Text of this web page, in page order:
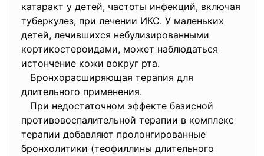
катаракт у детей, частоты инфекций, включая
туберкулез, при лечении ИКС. У маленьких
детей, лечившихся небулизированными
кортикостероидами, может наблюдаться
истончение кожи вокруг рта.
Бронхорасширяющая терапия для
длительного применения.
При недостаточном эффекте базисной
противовоспалительной терапии в комплекс
терапии добавляют пролонгированные
бронхолитики (теофиллины длительного